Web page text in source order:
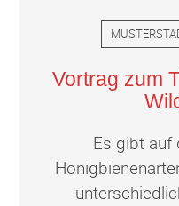
Vortrag zum
Es gibt auf